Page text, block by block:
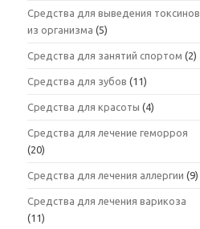
Средства для выведения токсинов
из организма (5)
Средства для занятий спортом (2)
Средства для зубов (11)
Средства для красоты (4)
Средства для лечение геморроя
(20)
Средства для лечения аллергии (9)
Средства для лечения варикоза
(11)